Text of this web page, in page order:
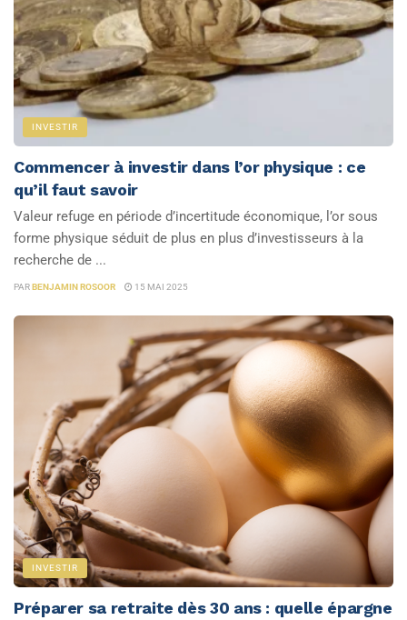
INVESTIR
Commencer à investir dans l’or physique : ce
qu’il faut savoir
Valeur refuge en période d’incertitude économique, l’or sous
forme physique séduit de plus en plus d’investisseurs à la
recherche de ...
PARBENJAMIN ROSOOR 15 MAI 2025
INVESTIR
Préparer sa retraite dès 30 ans : quelle épargne